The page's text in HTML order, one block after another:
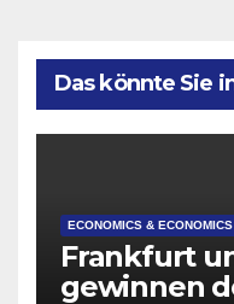
Das könnte Sie
ECONOMICS &
Frankfurt
gewinnen